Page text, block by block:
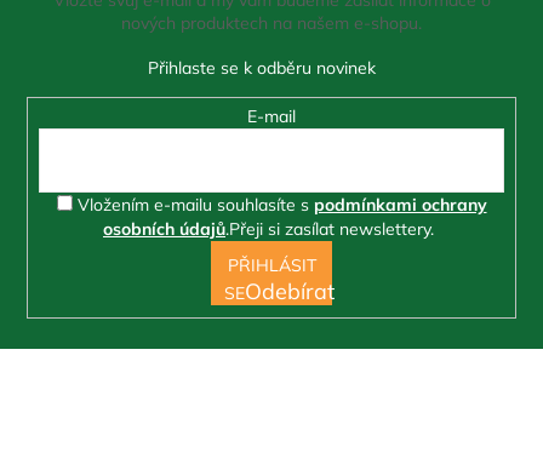
nových produktech na našem e-shopu.
E-mail
Vložením e-mailu souhlasíte s podmínkami ochrany
osobních údajů.Přeji si zasílat newslettery.
PŘIHLÁSIT
SE